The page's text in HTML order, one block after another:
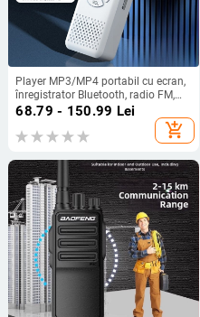
Player MP3/MP4 portabil cu ecran,
înregistrator Bluetooth, radio FM,
audiobook-uri, USB flash drive cu
68.79 - 150.99 Lei
add_shopping_cart